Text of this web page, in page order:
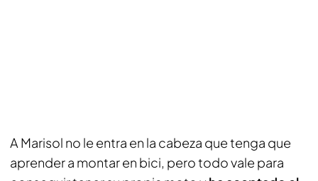
A Marisol no le entra en la cabeza que tenga que
aprender a montar en bici, pero todo vale para